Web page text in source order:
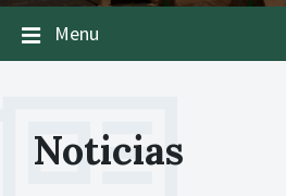
Menu
Noticias